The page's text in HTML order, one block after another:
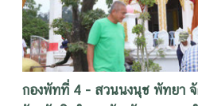
กองพัทที่ 4 - สวนนงนุช พัทยา